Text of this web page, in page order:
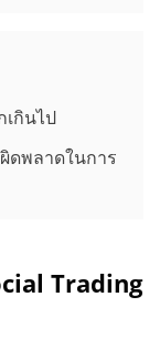
กินไป
ดพลาดในการ
Trading